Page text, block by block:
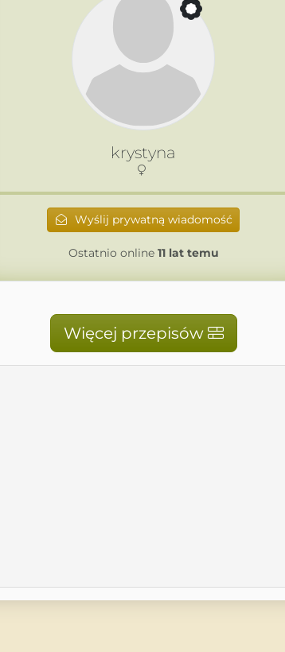
krystyna
Wyślij prywatną wiadomość
Ostatnio online 11 lat temu
Więcej przepisów